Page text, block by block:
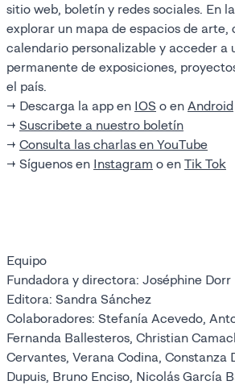
sitio web, boletín y redes sociales. En
explorar un mapa de espacios de arte,
calendario personalizable y acceder a
permanente de exposiciones,
el país.
→ Descarga la app en IOS o en Android
→ Suscribete a nuestro boletín
→ Consulta las charlas en YouTube
→ Síguenos en Instagram o en Tik Tok
Equipo
Fundadora y directora: Joséphine Dorr
Editora: Sandra Sánchez
Colaboradores: Stefanía Acevedo,
Fernanda Ballesteros, Christian
Cervantes, Verana Codina, Constanza
Dupuis, Bruno Enciso, Nicolás García